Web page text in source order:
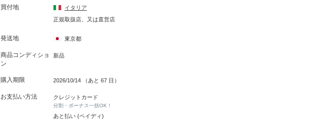
買付地
イタリア
正規取扱店、又は直営店
発送地 東京都
商品コンディショ
ン
新品
購入期限 2026/10/14 （あと 67 日）
お支払い方法 クレジットカード
分割・ボーナス一括OK！
あと払い (ペイディ)